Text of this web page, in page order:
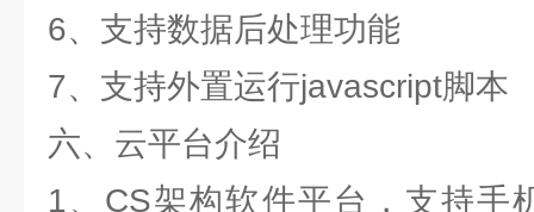
6、支持数据后处理功能
7、支持外置运行javascript脚本
六、云平台介绍
1、CS架构软件平台，支持手